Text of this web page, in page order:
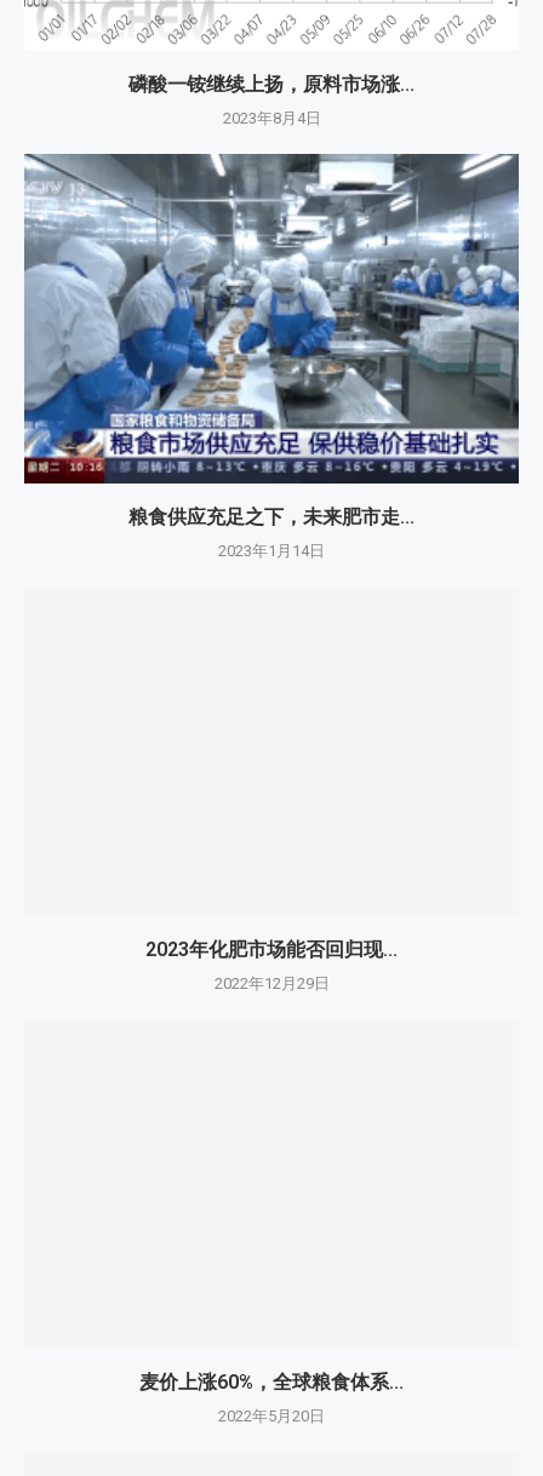
磷酸一铵继续上扬，原料市场涨...
2023年8月4日
粮食供应充足之下，未来肥市走...
2023年1月14日
2023年化肥市场能否回归现...
2022年12月29日
麦价上涨60%，全球粮食体系...
2022年5月20日